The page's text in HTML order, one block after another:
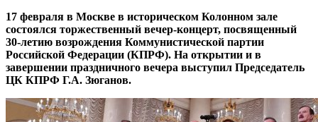
17 февраля в Москве в историческом Колонном зале
состоялся торжественный вечер-концерт, посвященный
30-летию возрождения Коммунистической партии
Российской Федерации (КПРФ). На открытии и в
завершении праздничного вечера выступил Председатель
ЦК КПРФ Г.А. Зюганов.